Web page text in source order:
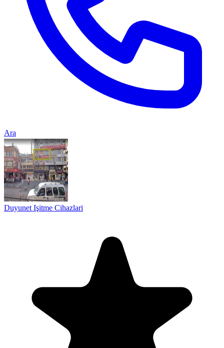
Ara
Duyunet Işitme Cihazlari